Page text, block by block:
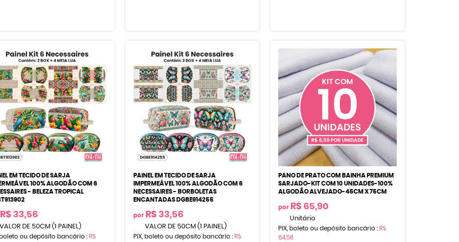
EM TECIDO DE SARJA
100% ALGODÃO COM 6
- BELEZA TROPICAL
R$ 33,56
VALOR DE 50CM (1 PAINEL)
boleto ou depósito bancário : R$
PAINEL EM TECIDO DE SARJA
IMPERMEÁVEL 100% ALGODÃO COM 6
NECESSAIRES - BORBOLETAS
ENCANTADAS DGBE914255
por R$ 33,56
VALOR DE 50CM (1 PAINEL)
PIX, boleto ou depósito bancário : R$
PANO DE PRATO COM BAINHA PREMIUM
SARJADO-KIT COM 10 UNIDADES-100%
ALGODÃO ALVEJADO-45CM X 75CM
por R$ 65,90
Unitário
PIX, boleto ou depósito bancário : R$
64,58